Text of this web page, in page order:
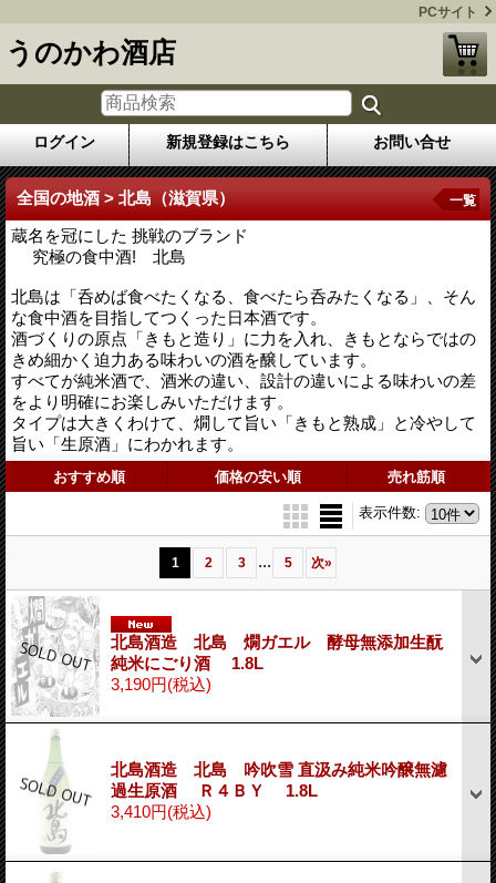
PCサイト
うのかわ酒店
ログイン 新規登録はこちら お問い合せ
全国の地酒 > 北島（滋賀県）
蔵名を冠にした 挑戦のブランド
究極の食中酒! 北島
北島は「呑めば食べたくなる、食べたら呑みたくなる」、そん
な食中酒を目指してつくった日本酒です。
酒づくりの原点「きもと造り」に力を入れ、きもとならではの
きめ細かく迫力ある味わいの酒を醸しています。
すべてが純米酒で、酒米の違い、設計の違いによる味わいの差
をより明確にお楽しみいただけます。
タイプは大きくわけて、燗して旨い「きもと熟成」と冷やして
旨い「生原酒」にわかれます。
一覧
おすすめ順 価格の安い順 売れ筋順
表示件数:
1 2 3 ... 5 次»
北島酒造 北島 燗ガエル 酵母無添加生酛
純米にごり酒 1.8L
3,190円(税込)
北島酒造 北島 吟吹雪 直汲み純米吟醸無濾
過生原酒 Ｒ４ＢＹ 1.8L
3,410円(税込)